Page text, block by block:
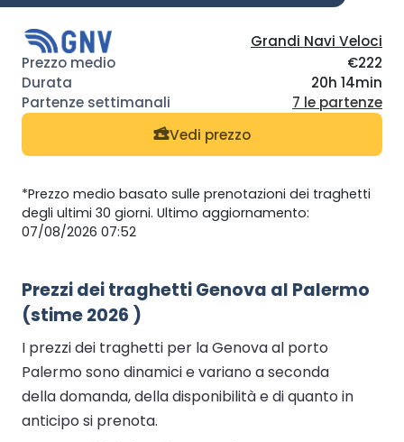
Grandi Navi Veloci
€222
20h 14min
7 le partenze
Vedi prezzo
*Prezzo medio basato sulle prenotazioni dei traghetti
degli ultimi 30 giorni. Ultimo aggiornamento:
07/08/2026 07:52
Prezzi dei traghetti Genova al Palermo
(stime 2026 )
I prezzi dei traghetti per la Genova al porto
Palermo sono dinamici e variano a seconda
della domanda, della disponibilità e di quanto in
anticipo si prenota.